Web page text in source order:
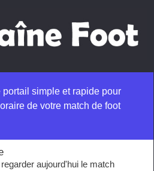
portail simple et rapide pour
de votre match de foot
aujourd'hui le match